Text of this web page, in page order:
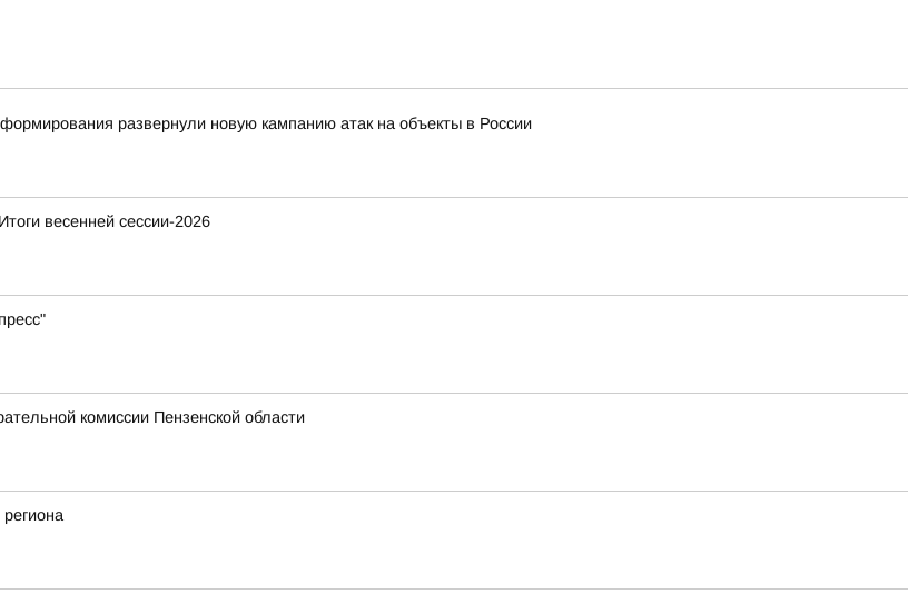
развернули новую кампанию атак на объекты в России
весенней сессии-2026
комиссии Пензенской области